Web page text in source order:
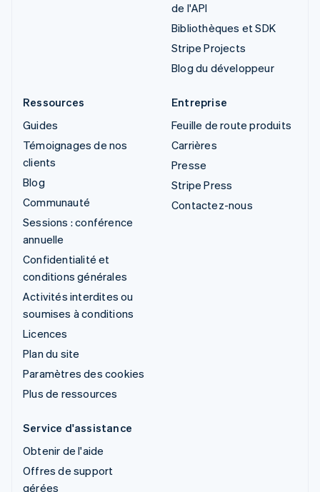
de l'API
Bibliothèques et SDK
Stripe Projects
Blog du développeur
Ressources
Guides
Témoignages de nos
clients
Blog
Communauté
Sessions : conférence
annuelle
Confidentialité et
conditions générales
Activités interdites ou
soumises à conditions
Licences
Plan du site
Paramètres des cookies
Plus de ressources
Entreprise
Feuille de route produits
Carrières
Presse
Stripe Press
Contactez-nous
Service d'assistance
Obtenir de l'aide
Offres de support
gérées